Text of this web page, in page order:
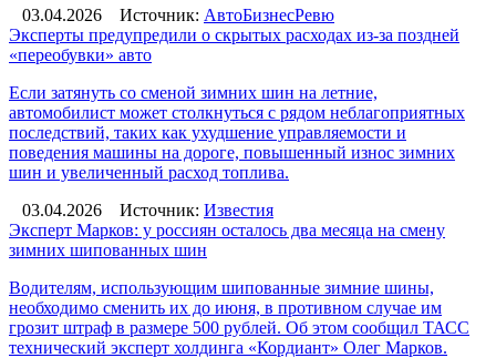
03.04.2026
Источник: АвтоБизнесРевю
Эксперты предупредили о скрытых расходах из-за поздней
«переобувки» авто
Если затянуть со сменой зимних шин на летние,
автомобилист может столкнуться с рядом неблагоприятных
последствий, таких как ухудшение управляемости и
поведения машины на дороге, повышенный износ зимних
шин и увеличенный расход топлива.
03.04.2026
Источник: Известия
Эксперт Марков: у россиян осталось два месяца на смену
зимних шипованных шин
Водителям, использующим шипованные зимние шины,
необходимо сменить их до июня, в противном случае им
грозит штраф в размере 500 рублей. Об этом сообщил ТАСС
технический эксперт холдинга «Кордиант» Олег Марков.